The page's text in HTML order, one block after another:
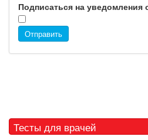
Подписаться на
Отправить
Тесты для врачей